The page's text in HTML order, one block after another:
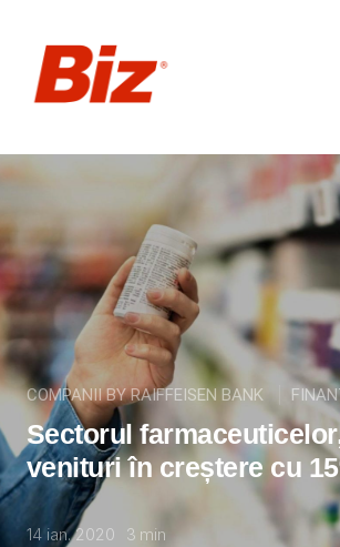
COMPANII BY RAIFFEISEN BANK
Sectorul
venituri în creștere cu
14 ian. 2020 3 min